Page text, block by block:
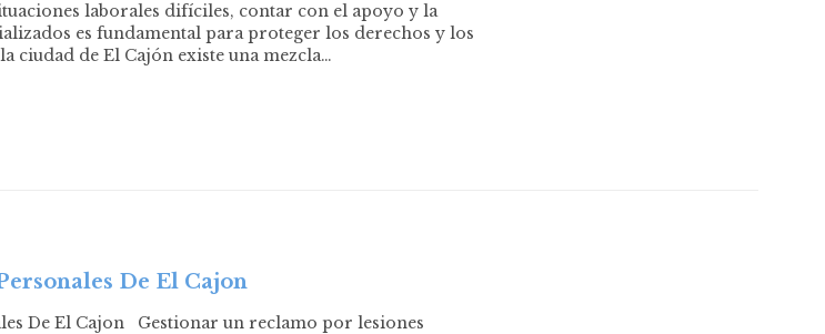
laborales difíciles, contar con el apoyo y la
es fundamental para proteger los derechos y los
ciudad de El Cajón existe una mezcla…
De El Cajon
De El Cajon Gestionar un reclamo por lesiones